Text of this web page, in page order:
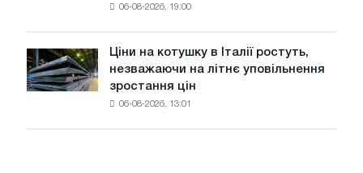
липні
з
максимуму
року
06-08-2026, 19:00
Ціни
на
котушку
Ціни на котушку в Італії ростуть,
незважаючи на літнє уповільнення
зростання цін
06-08-2026, 13:01